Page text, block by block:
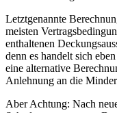
Letztgenannte
meisten
enthaltenen
denn es handelt sich
eine alternative
Anlehnung an die
Aber Achtung: Nach